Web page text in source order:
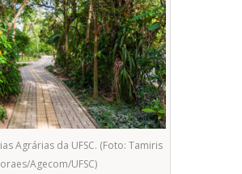
Agrárias da UFSC. (Foto: Tamiris
Agecom/UFSC)